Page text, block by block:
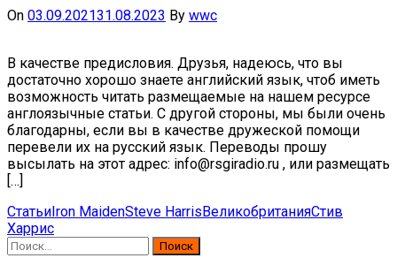
On 03.09.202131.08.2023 By wwc
В качестве предисловия. Друзья, надеюсь, что вы
достаточно хорошо знаете английский язык, чтоб иметь
возможность читать размещаемые на нашем ресурсе
англоязычные статьи. С другой стороны, мы были очень
благодарны, если вы в качестве дружеской помощи
перевели их на русский язык. Переводы прошу
высылать на этот адрес: info@rsgiradio.ru , или размещать
[…]
СтатьиIron MaidenSteve HarrisВеликобританияСтив
Харрис
Найти: